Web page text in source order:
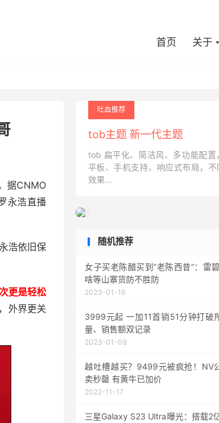
首页 关于
据CNMO
永浩直播
浩依旧保
更是轻松
外界更关
吐血推荐
tob主题 新一代主题
tob 扁平化、简洁风、多功能配置
平板、手机支持，响应式布局，
效果...

随机推荐
女子买老陈醋买到“老陈西昔”：雷
啥等山寨货防不胜防
2023-01-16
3999元起 一加11首销51分钟打破
量、销售额双记录
2023-01-09
越吐槽越买？9499元被疯抢！NV
卖秒罄 有黄牛已加价
2022-11-17
三星Galaxy S23 Ultra曝光：搭载2